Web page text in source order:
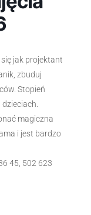
jak projektant
zbuduj
Stopień
magiczna
i jest bardzo
45, 502 623